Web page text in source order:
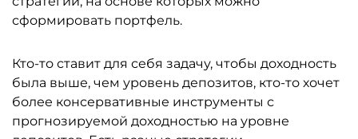
сформировать портфель.
Кто-то ставит для себя задачу, чтобы доходность
была выше, чем уровень депозитов, кто-то хочет
более консервативные инструменты с
прогнозируемой доходностью на уровне